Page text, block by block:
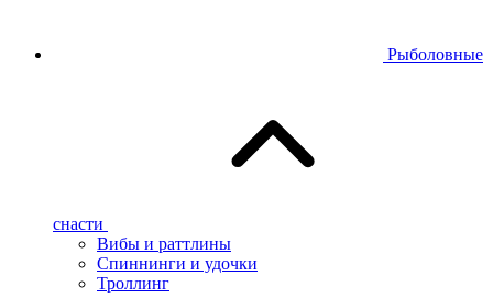
Рыболовные
снасти
Вибы и раттлины
Спиннинги и удочки
Троллинг